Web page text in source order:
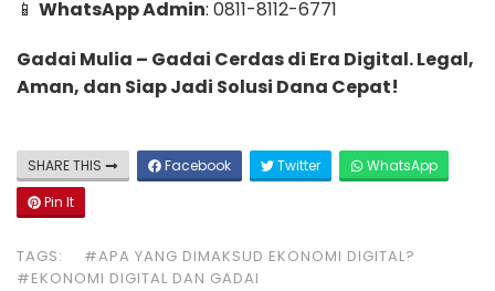
📱 WhatsApp Admin: 0811-8112-6771
Gadai Mulia – Gadai Cerdas di Era Digital. Legal,
Aman, dan Siap Jadi Solusi Dana Cepat!
SHARE THIS Facebook Twitter
WhatsApp
Pin It
TAGS:
#APA YANG DIMAKSUD EKONOMI DIGITAL?
#EKONOMI DIGITAL DAN GADAI